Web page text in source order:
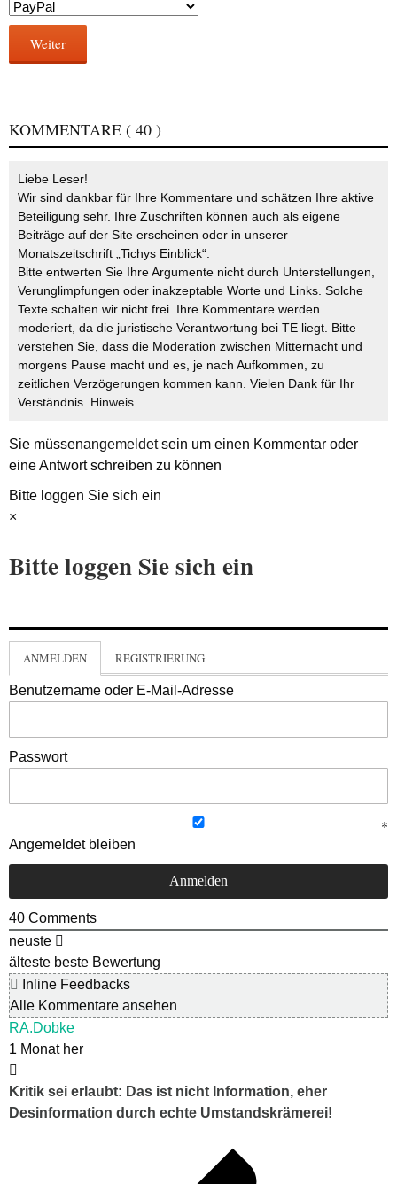
Weiter
KOMMENTARE ( 40 )
Liebe Leser!
Wir sind dankbar für Ihre Kommentare und schätzen Ihre aktive
Beteiligung sehr. Ihre Zuschriften können auch als eigene
Beiträge auf der Site erscheinen oder in unserer
Monatszeitschrift „Tichys Einblick“.
Bitte entwerten Sie Ihre Argumente nicht durch Unterstellungen,
Verunglimpfungen oder inakzeptable Worte und Links. Solche
Texte schalten wir nicht frei. Ihre Kommentare werden
moderiert, da die juristische Verantwortung bei TE liegt. Bitte
verstehen Sie, dass die Moderation zwischen Mitternacht und
morgens Pause macht und es, je nach Aufkommen, zu
zeitlichen Verzögerungen kommen kann. Vielen Dank für Ihr
Verständnis. Hinweis
Sie müssenangemeldetsein um einen Kommentar oder
eine Antwort schreiben zu können
Bitte loggen Sie sich ein
×
Bitte loggen Sie sich ein
ANMELDEN REGISTRIERUNG
Benutzername oder E-Mail-Adresse
Passwort
Angemeldet bleiben
40 Comments
neuste
älteste beste Bewertung
Inline Feedbacks
Alle Kommentare ansehen
RA.Dobke
1 Monat her
Kritik sei erlaubt: Das ist nicht Information, eher
Desinformation durch echte Umstandskrämerei!